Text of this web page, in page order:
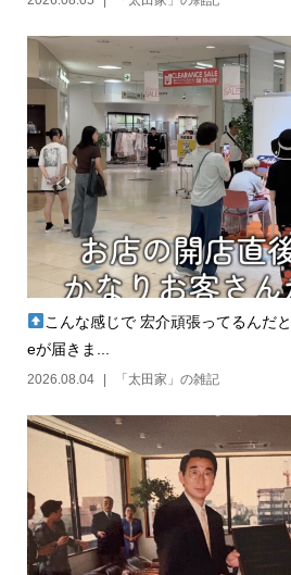
こんな感じで 宏介頑張ってるんだ
eが届きま...
2026.08.04 「太田家」の雑記